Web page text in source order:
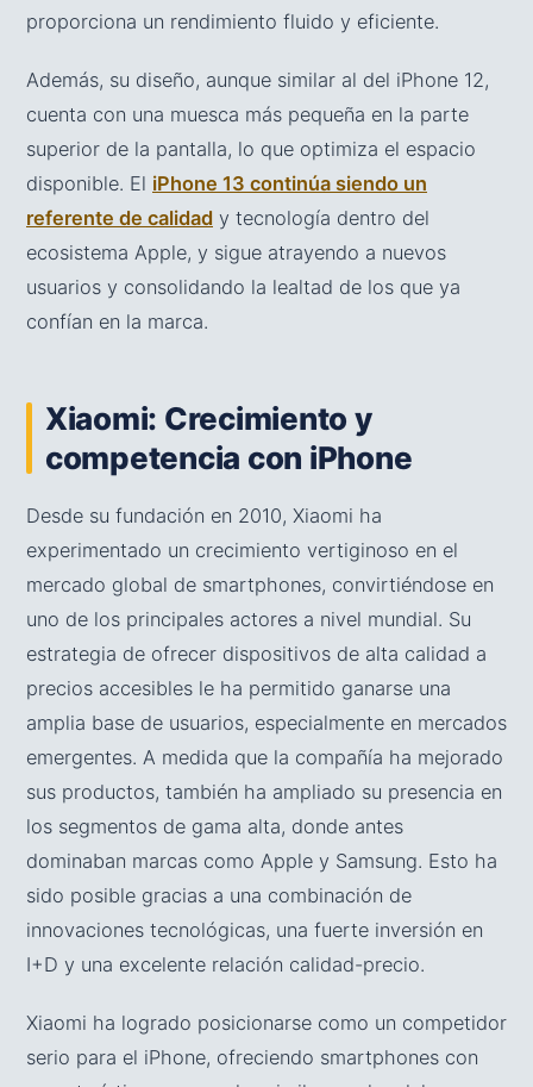
proporciona un rendimiento fluido y eficiente.
Además, su diseño, aunque similar al del iPhone 12,
cuenta con una muesca más pequeña en la parte
superior de la pantalla, lo que optimiza el espacio
disponible. El iPhone 13 continúa siendo un
referente de calidad y tecnología dentro del
ecosistema Apple, y sigue atrayendo a nuevos
usuarios y consolidando la lealtad de los que ya
confían en la marca.
Xiaomi: Crecimiento y
competencia con iPhone
Desde su fundación en 2010, Xiaomi ha
experimentado un crecimiento vertiginoso en el
mercado global de smartphones, convirtiéndose en
uno de los principales actores a nivel mundial. Su
estrategia de ofrecer dispositivos de alta calidad a
precios accesibles le ha permitido ganarse una
amplia base de usuarios, especialmente en mercados
emergentes. A medida que la compañía ha mejorado
sus productos, también ha ampliado su presencia en
los segmentos de gama alta, donde antes
dominaban marcas como Apple y Samsung. Esto ha
sido posible gracias a una combinación de
innovaciones tecnológicas, una fuerte inversión en
I+D y una excelente relación calidad-precio.
Xiaomi ha logrado posicionarse como un competidor
serio para el iPhone, ofreciendo smartphones con